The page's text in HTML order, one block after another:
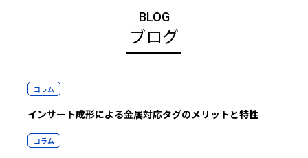
BLOG
ブログ
コラム
インサート成形による金属対応タグのメリットと特性
コラム